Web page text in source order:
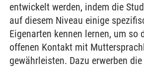
entwickelt werden, indem die
auf diesem Niveau einige
Eigenarten kennen lernen, um so
offenen Kontakt mit
gewährleisten. Dazu erwerben